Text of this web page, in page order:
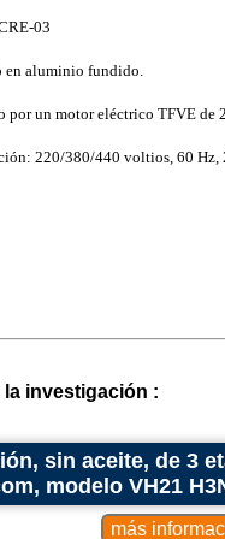
03
en aluminio fundido.
por un motor eléctrico TFVE de
220/380/440 voltios, 60 Hz,
investigación :
sin aceite, de 3
modelo VH21